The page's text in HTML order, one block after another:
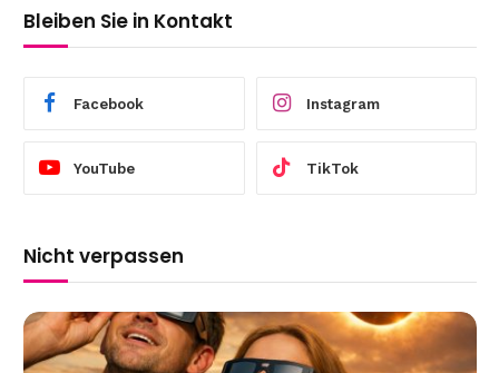
Bleiben Sie in Kontakt
Facebook Instagram
YouTube TikTok
Nicht verpassen